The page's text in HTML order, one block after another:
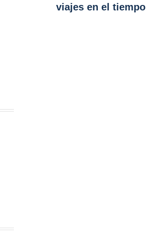
viajes en el tiempo